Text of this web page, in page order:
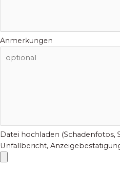
Anmerkungen
Datei hochladen (Schadenfotos,
Unfallbericht,